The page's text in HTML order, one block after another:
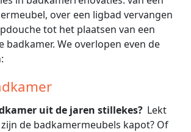
over een ligbad vervangen
tot het plaatsen van een
badkamer. We overlopen even de
uit de jaren stillekes? Lekt
de badkamermeubels kapot? Of